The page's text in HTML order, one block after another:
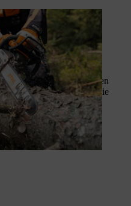
Technologie gehen
von der Hand. Lesen Sie
STIHL-Innovationen.